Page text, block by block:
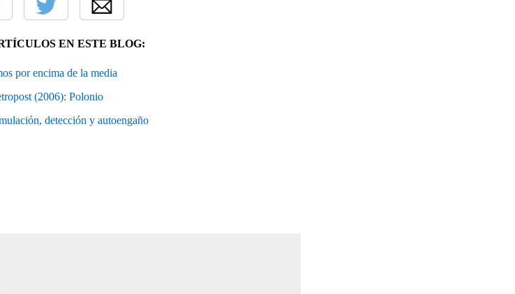
EN ESTE BLOG:
por encima de la media
(2006): Polonio
detección y autoengaño